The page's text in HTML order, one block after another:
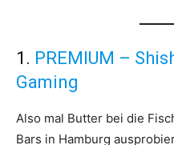
1. PREMIUM –
Gaming
Also mal Butter bei die
Bars in Hamburg